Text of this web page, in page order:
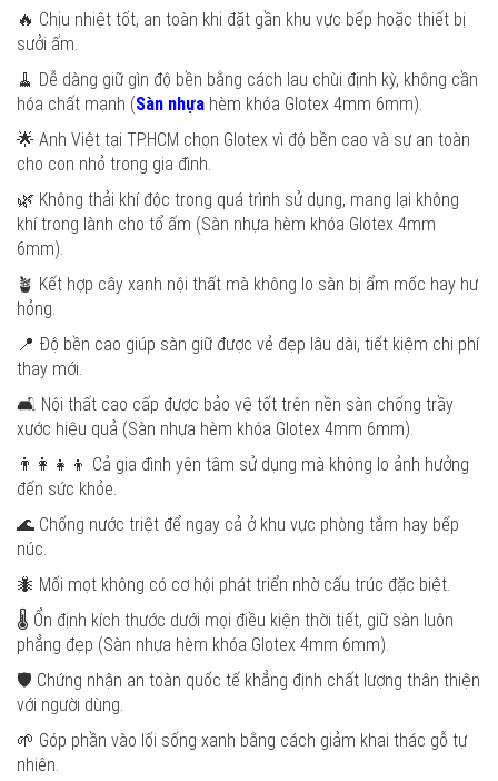
🔥 Chịu nhiệt tốt, an toàn khi đặt gần khu vực bếp hoặc thiết bị
sưởi ấm.
🧹 Dễ dàng giữ gìn độ bền bằng cách lau chùi định kỳ, không cần
hóa chất mạnh (Sàn nhựa hèm khóa Glotex 4mm 6mm).
🌟 Anh Việt tại TP.HCM chọn Glotex vì độ bền cao và sự an toàn
cho con nhỏ trong gia đình.
🌿 Không thải khí độc trong quá trình sử dụng, mang lại không
khí trong lành cho tổ ấm (Sàn nhựa hèm khóa Glotex 4mm
6mm).
🪴 Kết hợp cây xanh nội thất mà không lo sàn bị ẩm mốc hay hư
hỏng.
📍 Độ bền cao giúp sàn giữ được vẻ đẹp lâu dài, tiết kiệm chi phí
thay mới.
🛋️ Nội thất cao cấp được bảo vệ tốt trên nền sàn chống trầy
xước hiệu quả (Sàn nhựa hèm khóa Glotex 4mm 6mm).
👨‍👩‍👧‍👦 Cả gia đình yên tâm sử dụng mà không lo ảnh hưởng
đến sức khỏe.
🌊 Chống nước triệt để ngay cả ở khu vực phòng tắm hay bếp
núc.
🐜 Mối mọt không có cơ hội phát triển nhờ cấu trúc đặc biệt.
🌡️ Ổn định kích thước dưới mọi điều kiện thời tiết, giữ sàn luôn
phẳng đẹp (Sàn nhựa hèm khóa Glotex 4mm 6mm).
🛡️ Chứng nhận an toàn quốc tế khẳng định chất lượng thân thiện
với người dùng.
🌱 Góp phần vào lối sống xanh bằng cách giảm khai thác gỗ tự
nhiên.